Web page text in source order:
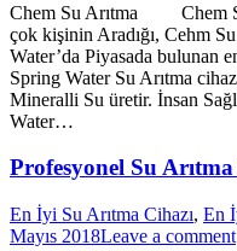
Chem Su Arıtma Chem
çok kişinin Aradığı, Cehm
Water’da Piyasada bulunan
Spring Water Su Arıtma
Mineralli Su üretir. İnsan
Water…
Profesyonel Su
En İyi Su Arıtma Cihazı, En
Mayıs 2018Leave a comment